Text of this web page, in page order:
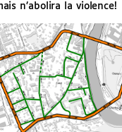
n’abolira la violence!